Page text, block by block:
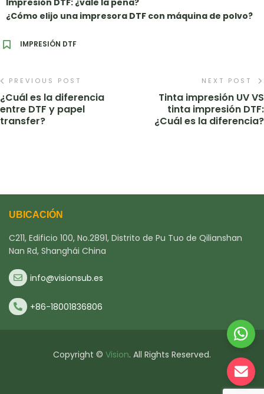
Impresión DTF: ¿vale la pena?
¿Cómo elijo una impresora DTF con máquina de polvo?
IMPRESIÓN DTF
PREVIOUS POST
¿Cuál es la diferencia
entre DTF y papel
transfer?
NEXT POST
Tinta impresión UV VS
tinta impresión DTF:
¿Cuál es la diferencia?
UBICACIÓN
C211, Edificio 100, No.2891, Distrito de Pu Tuo de Qilianshan
Nan Rd, Shanghái China
info@visionsub.es
+86-18001836806
Copyright © Vision. All Rights Reserved.